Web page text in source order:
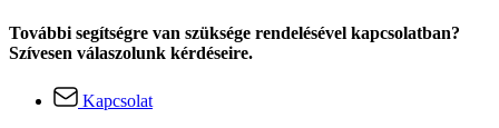
További segítségre van szüksége rendelésével kapcsolatban?
Szívesen válaszolunk kérdéseire.
Kapcsolat